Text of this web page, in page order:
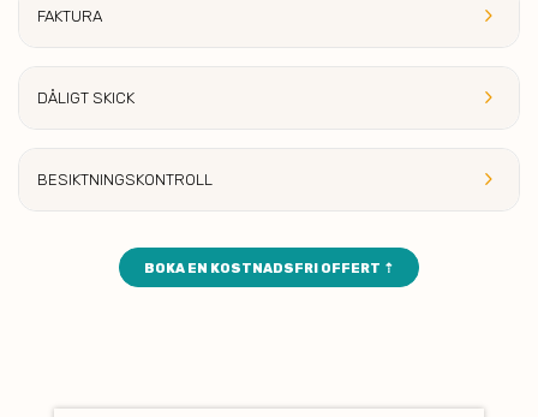
keyboard_arrow_right
FAKTURA
keyboard_arrow_right
DÅLIGT SKICK
keyboard_arrow_right
BESIKTNINGSKONTROLL
BOKA EN KOSTNADSFRI OFFERT ⇡